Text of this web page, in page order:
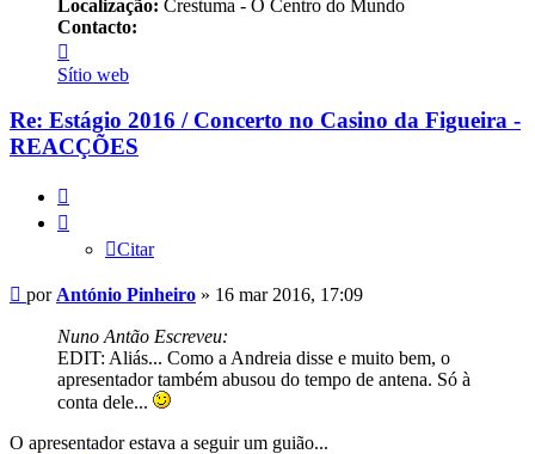
Localização: Crestuma - O Centro do Mundo
Contacto:
António
Pinheiro
Sítio web
Re: Estágio 2016 / Concerto no Casino da Figueira -
REACÇÕES
Citar
Mensagem
por António Pinheiro » 16 mar 2016, 17:09
Nuno Antão Escreveu:
EDIT: Aliás... Como a Andreia disse e muito bem, o
apresentador também abusou do tempo de antena. Só à
conta dele...
O apresentador estava a seguir um guião...